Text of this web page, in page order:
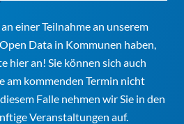
einer Teilnahme an unserem
Data in Kommunen haben,
hieran! Sie können sich auch
am kommenden Termin nicht
Falle nehmen wir Sie in den
Veranstaltungen auf.